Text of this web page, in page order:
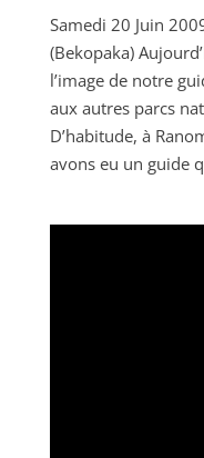
Samedi 20 Juin
(Bekopaka)
l’image de notre
aux autres parcs
D’habitude, à
avons eu un guide